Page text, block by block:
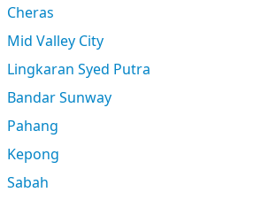
Cheras
Mid Valley City
Lingkaran Syed Putra
Bandar Sunway
Pahang
Kepong
Sabah